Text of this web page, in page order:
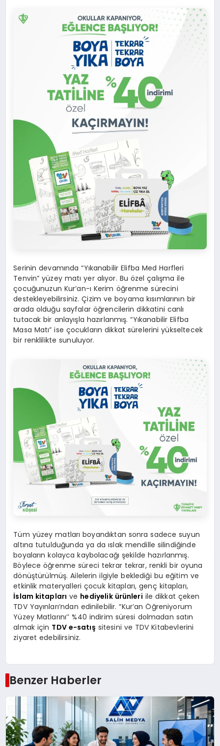
Serinin devamında “Yıkanabilir Elifba Med Harfleri
Tenvin” yüzey matı yer alıyor. Bu özel çalışma ile
çocuğunuzun Kur’an-ı Kerim öğrenme sürecini
destekleyebilirsiniz. Çizim ve boyama kısımlarının bir
arada olduğu sayfalar öğrencilerin dikkatini canlı
tutacak bir anlayışla hazırlanmış. “Yıkanabilir Elifba
Masa Matı” ise çocukların dikkat sürelerini yükseltecek
bir renklilikte sunuluyor.
Tüm yüzey matları boyandıktan sonra sadece suyun
altına tutulduğunda ya da ıslak mendille silindiğinde
boyaların kolayca kaybolacağı şekilde hazırlanmış.
Böylece öğrenme süreci tekrar tekrar, renkli bir oyuna
dönüştürülmüş. Ailelerin ilgiyle beklediği bu eğitim ve
etkinlik materyalleri çocuk kitapları, genç kitapları,
İslam kitapları ve hediyelik ürünleri ile dikkat çeken
TDV Yayınları’ndan edinilebilir. “Kur’an Öğreniyorum
Yüzey Matlarını’’ %40 indirim süresi dolmadan satın
almak için TDV e-satış sitesini ve TDV Kitabevlerini
ziyaret edebilirsiniz.
Benzer Haberler